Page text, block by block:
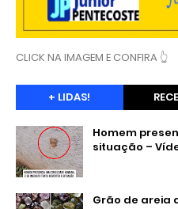
CLICK NA IMAGEM E CONFIRA 👆
+ LIDAS!
Homem
situação –
Grão de areia